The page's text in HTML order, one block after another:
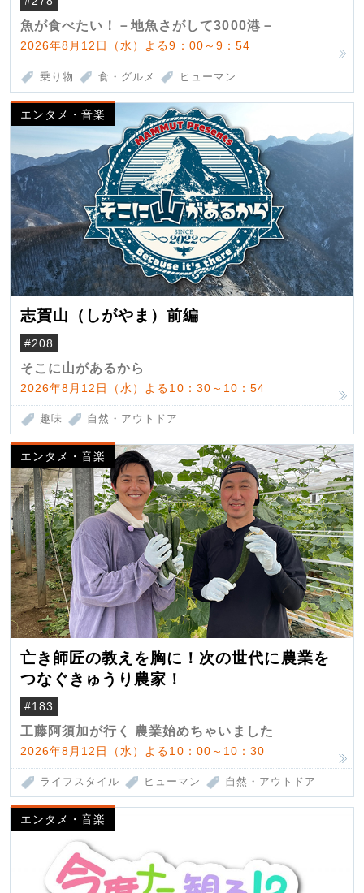
魚が食べたい！－地魚さがして3000港－
2026年8月12日（水）よる9：00～9：54
乗り物 食・グルメ ヒューマン
エンタメ・音楽
志賀山（しがやま）前編
#208
そこに山があるから
2026年8月12日（水）よる10：30～10：54
趣味 自然・アウトドア
エンタメ・音楽
亡き師匠の教えを胸に！次の世代に農業を
つなぐきゅうり農家！
#183
工藤阿須加が行く 農業始めちゃいました
2026年8月12日（水）よる10：00～10：30
ライフスタイル ヒューマン 自然・アウトドア
エンタメ・音楽